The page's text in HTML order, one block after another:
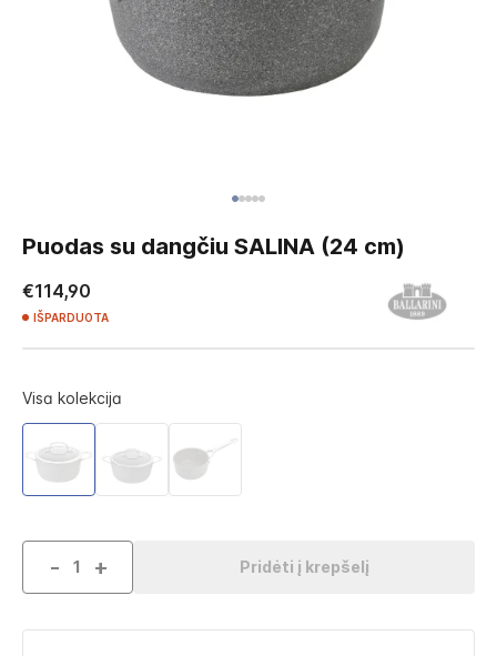
to
beginning
of
images
Puodas su dangčiu SALINA (24 cm)
€114,90
IŠPARDUOTA
Visa kolekcija
- + Pridėti į krepšelį